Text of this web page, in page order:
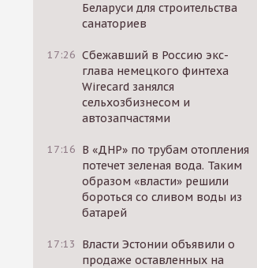
Беларуси для строительства
санаториев
17:26 Сбежавший в Россию экс-
глава немецкого финтеха
Wirecard занялся
сельхозбизнесом и
автозапчастями
17:16 В «ДНР» по трубам отопления
потечет зеленая вода. Таким
образом «власти» решили
бороться со сливом воды из
батарей
17:13
Власти Эстонии объявили о
продаже оставленных на